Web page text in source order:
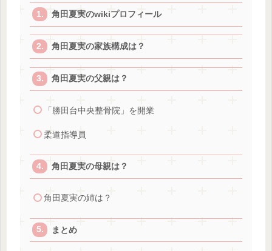
角田夏実のwikiプロフィール
角田夏実の家族構成は？
角田夏実の父親は？
「勝田台中央整骨院」を開業
柔道指導員
角田夏実の母親は？
角田夏実の姉は？
まとめ